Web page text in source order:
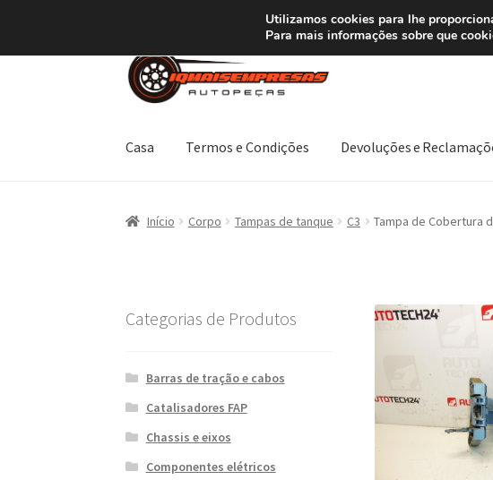
ENVIO a partir de 7 EUR
Ir
para
Saltar
para
Casa Termos e Condições Devoluções e
Início Corpo Tampas de tanque C3 Tampa de Cobertura
Categorias de Produtos
Barras de tração e cabos
Catalisadores FAP
Chassis e eixos
Componentes elétricos
Utilizamos cookies para lhe
Para mais informações sobre que